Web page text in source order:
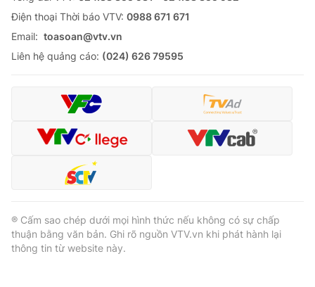
Ðiện thoại Thời báo VTV: 0988 671 671
Email: toasoan@vtv.vn
Liên hệ quảng cáo: (024) 626 79595
® Cấm sao chép dưới mọi hình thức nếu không có sự chấp
thuận bằng văn bản. Ghi rõ nguồn VTV.vn khi phát hành lại
thông tin từ website này.